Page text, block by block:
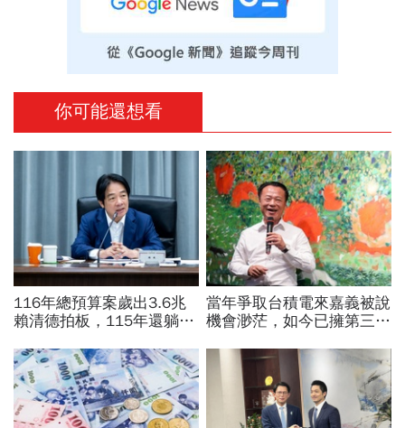
你可能還想看
116年總預算案歲出3.6兆
賴清德拍板，115年還躺在
政首例如何解決？
當年爭取台積電來嘉義被說
機會渺茫，如今已擁第三
蚊子館也變無人機聚落